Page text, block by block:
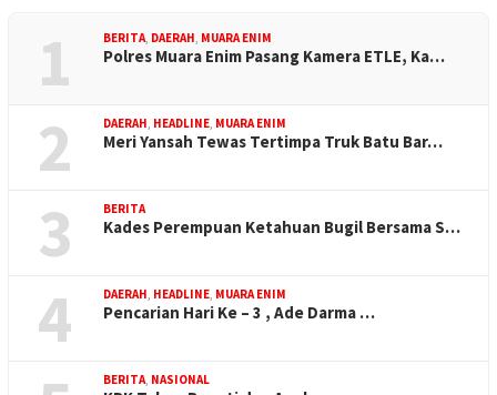
1 BERITA, DAERAH, MUARA ENIM
Polres Muara Enim Pasang Kamera ETLE, Ka…
2 DAERAH, HEADLINE, MUARA ENIM
Meri Yansah Tewas Tertimpa Truk Batu Bar…
3 BERITA
Kades Perempuan Ketahuan Bugil Bersama S…
4 DAERAH, HEADLINE, MUARA ENIM
Pencarian Hari Ke – 3 , Ade Darma …
BERITA, NASIONAL